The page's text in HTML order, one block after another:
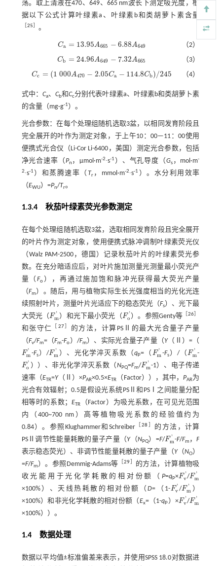
荡。取上清液在470、649、665 nm波长下测定吸光度，根
据以下公式计算叶绿素a、叶绿素b和类胡萝卜素含量
25 。
Ca = 13.95A665 − 6.88A649
Ca= 13.95A665-6.88A 649 （2）
Cb = 24.96A649 − 7.32A665
Cb= 24.96A649-7.32A 665 （3）
Cc = (1 000A470 − 2.05Ca − 114.8Cb)/245
Cc= (1 000 A470-2.05Ca -114.8Cb )/245 （4）
式中： Ca、 Cb和Cc分别代表叶绿素a、叶绿素b和类胡萝卜素
的含量（mg·g-1）。
光合参数：在每个处理组随机选取3盆，以相同发育阶段且
完全展开的叶作为测定对象，于上午10：00—11：00使用
便携式光合仪（Li-Cor Li-6400，美国）测定光合参数，包括
净光合速率（Pn ，μmol·m-2∙s-1 ）、气孔导度（Gs，mol·m-
2∙s-1 ）和蒸腾速率（ Tr，mmol·m-2∙s-1 ）。水分利用效率
（EWU）=Pn/Tr。
1.3.4 秋茄叶绿素荧光参数测定
在每个处理组随机选取3盆，选取相同发育阶段且完全展开
的叶片作为测定对象，使用便携式脉冲调制叶绿素荧光仪
（Walz PAM-2500，德国）记录秋茄叶片的叶绿素荧光参
数。在充分暗适应后，对叶片施加测量光测量最小荧光产
量（Fo ），再通过施加饱和脉冲光获得最大荧光产量
（Fm）。随后，用与植物实际生长光强度相当的光化光连
续照射叶片，测量叶片光适应下的稳态荧光（Fs）、光下最
大荧光（F '
m
Fm' ）和光下最小荧光（F '
o
Fo' ）。参照Genty等 ［26
和张守仁 27］
的方法，计算PSⅡ的最大光合量子产量
（Fv/Fm=（Fm-Fo）/Fm）、实际光合量子产量（Y（Ⅱ）=（
F '
m
Fm' -Fs）/F '
m
Fm' ）、光化学淬灭系数（qP=（ F '
m
Fm' -Fs）/（F '
m
Fm'-
F '
o
Fo' ））、非光化学淬灭系数（NPQ=Fm/F '
m
Fm'-1）、电子传递
速率（ETR=Y（Ⅱ）×PAR×0.5×ETR （Factor）），其中，PAR为
光合有效辐射；0.5是假设光系统PSⅡ和PSⅠ之间能量分配
相等时的系数；ETR
（Factor）为吸光系数，在可见光范围
内（400~700 nm）高等植物吸光系数的经验值约为
0.84）。参照Klughammer和Schreiber［28
的方法，计算
PSⅡ调节性能量耗散的量子产量（Y（NPQ）=F/F '
m
Fm'-F/Fm ，F
表示稳态荧光）、非调节性能量耗散的量子产量（Y（NO）
=F/Fm）。参照Demmig-Adams等 ［29
的方法，计算植物吸
收光能用于光化学耗散的相对份额（P=qP×F '
v
Fv'/F '
m
Fm'
×100%）、天线热耗散的相对份额（D=（1-F '
v
Fv'/F '
m
Fm' ）
×100%）和非光化学耗散的相对份额（Ex=（1-qP）×F '
v
Fv'/F '
m
Fm'
×100%））。
1.4数据处理
数据以平均值±标准偏差来表示，并使用SPSS 18.0对数据进